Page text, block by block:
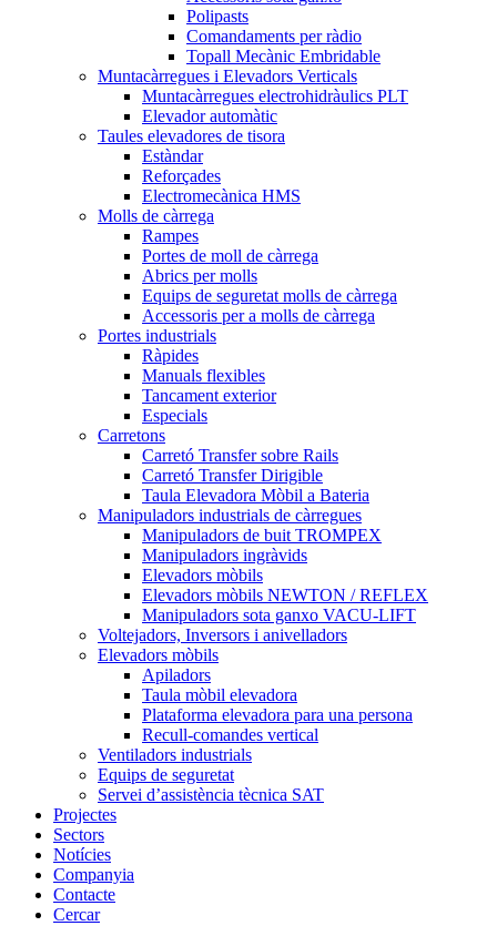
Polipasts
Comandaments per ràdio
Topall Mecànic Embridable
Muntacàrregues i Elevadors Verticals
Muntacàrregues electrohidràulics PLT
Elevador automàtic
Taules elevadores de tisora
Estàndar
Reforçades
Electromecànica HMS
Molls de càrrega
Rampes
Portes de moll de càrrega
Abrics per molls
Equips de seguretat molls de càrrega
Accessoris per a molls de càrrega
Portes industrials
Ràpides
Manuals flexibles
Tancament exterior
Especials
Carretons
Carretó Transfer sobre Rails
Carretó Transfer Dirigible
Taula Elevadora Mòbil a Bateria
Manipuladors industrials de càrregues
Manipuladors de buit TROMPEX
Manipuladors ingràvids
Elevadors mòbils
Elevadors mòbils NEWTON / REFLEX
Manipuladors sota ganxo VACU-LIFT
Voltejadors, Inversors i anivelladors
Elevadors mòbils
Apiladors
Taula mòbil elevadora
Plataforma elevadora para una persona
Recull-comandes vertical
Ventiladors industrials
Equips de seguretat
Servei d’assistència tècnica SAT
Projectes
Sectors
Notícies
Companyia
Contacte
Cercar